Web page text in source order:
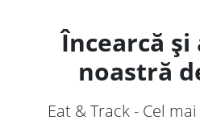
Încearcă
noastră
Eat & Track - Cel